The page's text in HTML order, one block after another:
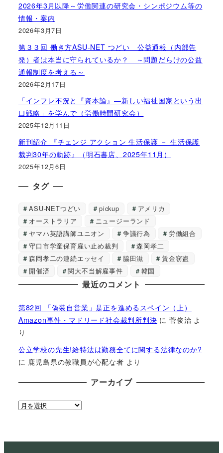
2026年3月以降～労働関連の研究会・シンポジウム等の
情報・案内
2026年3月7日
第３３回 働き方ASU-NET つどい 公益通報（内部告
発）者は本当に守られているか？ ～問題だらけの公益
通報制度を考える～
2026年2月17日
「インフレ不況と『資本論』―新しい福祉国家という出
口戦略」を学んで（労働時間研究会）
2025年12月11日
新刊紹介 『チェンジ アクション 生活保護 － 生活保護
裁判30年の軌跡』（明石書店、2025年11月）
2025年12月6日
タグ
ASU-NETつどい pickup
アメリカ
オーストラリア
ニュージーランド
ヤマハ英語講師ユニオン
争議行為
労働組合
守口市学童保育雇い止め裁判
森岡孝二
森岡孝二の連続エッセイ
脇田滋
賃金窃盗
開催済
関大不当解雇事件 韓国
最近のコメント
第82回 「偽装自営業」是正を進めるスペイン（上）
Amazon事件・マドリード社会裁判所判決 に菅俊治 よ
り
公立学校の先生!給特法は勤務全てに関する法律なのか?
に 鹿児島県の教職員が心配な者 より
アーカイブ
ア
イ